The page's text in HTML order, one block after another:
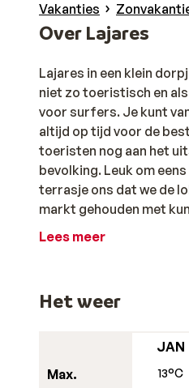
Vakanties
Over Lajares
Lajares in een klein
niet zo toeristisch en
voor surfers. Je kunt
altijd op tijd voor de
toeristen nog aan het
bevolking. Leuk om
terrasje ons dat we de
markt gehouden met
nemen!
Lajares ligt op
pleintjes en terrasjes
Maar de grootste
Lees meer
Het weer
Max.
JAN
13°C